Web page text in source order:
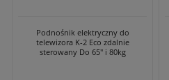
Podnośnik elektryczny do
telewizora K-2 Eco zdalnie
sterowany Do 65" i 80kg